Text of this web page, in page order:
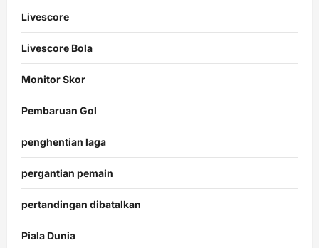
Livescore
Livescore Bola
Monitor Skor
Pembaruan Gol
penghentian laga
pergantian pemain
pertandingan dibatalkan
Piala Dunia